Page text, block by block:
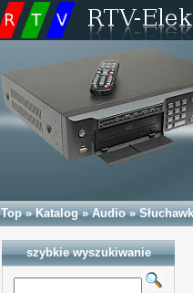
Top»Katalog»Audio»
szybkie wyszukiwanie